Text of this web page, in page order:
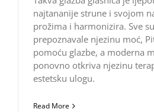
najtananije strune i svojom
prožima i harmonizira. Sve
prepoznavale njezinu moć,
pomoću glazbe, a moderna
ponovno otkriva njezinu
estetsku ulogu.
Read More